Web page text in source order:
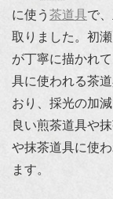
に使う 茶道具で
取りました。初
が丁寧に描かれ
具に使われる茶
おり、採光の加
良い煎茶道具や
や抹茶道具に使
ます。